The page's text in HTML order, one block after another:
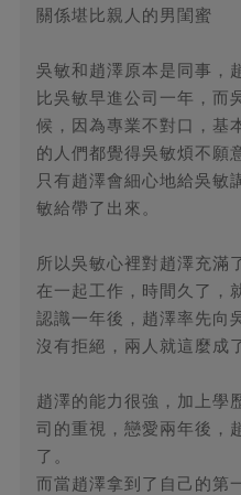
關係堪比親人的男閨蜜
吳敏和趙澤原本是同事，
比吳敏早進公司一年，而
候，因為專業不對口，基
的人們都覺得吳敏煩不願
只有趙澤會細心地給吳敏
敏給帶了出來。
所以吳敏心裡對趙澤充滿
在一起工作，時間久了，
認識一年後，趙澤率先向
沒有拒絕，兩人就這麼成
趙澤的能力很強，加上學
司的重視，戀愛兩年後，
了。
而當趙澤拿到了自己的第